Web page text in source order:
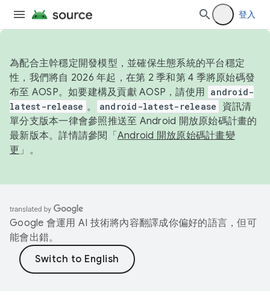
登入
為配合主幹穩定開發模型，並確保生態系統的平台穩定
性，我們將自 2026 年起，在第 2 季和第 4 季將原始碼發
布至 AOSP。如要建構及貢獻 AOSP，請使用 android-
latest-release 。 android-latest-release
資訊清
單分支版本一律會參照推送至 Android 開放原始碼計畫的
最新版本。詳情請參閱「 Android 開放原始碼計畫變
更 」。
Google 會運用 AI 技術將內容翻譯成你偏好的語言，但可
能會出錯。